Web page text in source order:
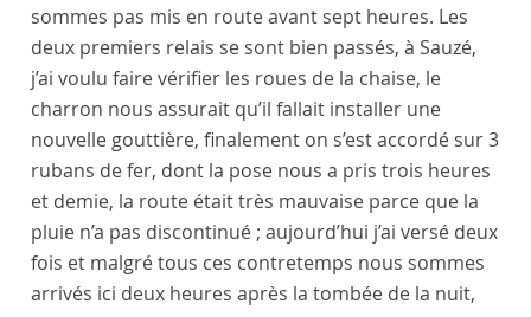
sommes pas mis en route avant sept heures. Les
deux premiers relais se sont bien passés, à Sauzé,
j’ai voulu faire vérifier les roues de la chaise, le
charron nous assurait qu’il fallait installer une
nouvelle gouttière, finalement on s’est accordé sur 3
rubans de fer, dont la pose nous a pris trois heures
et demie, la route était très mauvaise parce que la
pluie n’a pas discontinué ; aujourd’hui j’ai versé deux
fois et malgré tous ces contretemps nous sommes
arrivés ici deux heures après la tombée de la nuit,